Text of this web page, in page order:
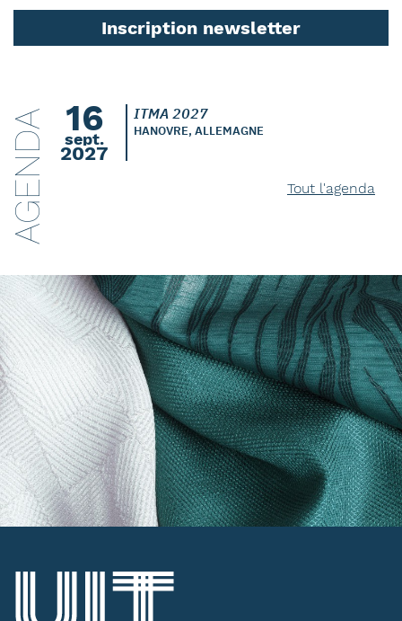
Inscription newsletter
AGENDA 16
sept.
2027
ITMA 2027
HANOVRE, ALLEMAGNE
Tout l'agenda